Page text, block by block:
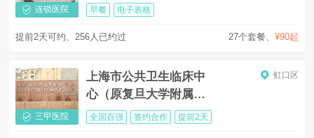
连锁医院 早餐 电子表格
27个套餐 ¥90起
提前2天可约、256人已约过
三甲医院
上海市公共卫生临床中
心（原复旦大学附属中
山医院南院）
虹口区
全国百强 签约合作 提前2天